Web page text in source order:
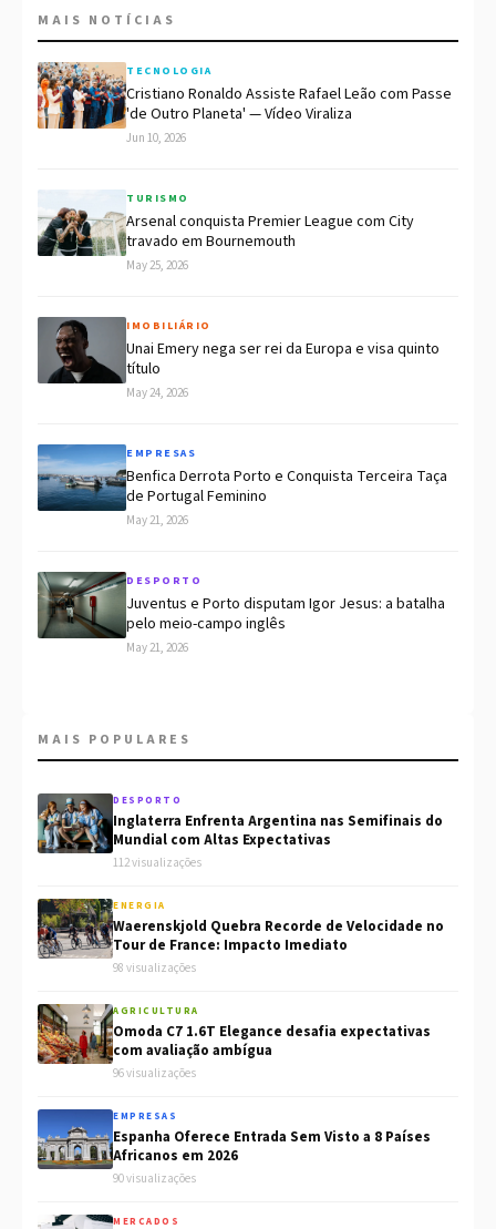
MAIS NOTÍCIAS
TECNOLOGIA
Cristiano Ronaldo Assiste Rafael Leão com Passe
'de Outro Planeta' — Vídeo Viraliza
Jun 10, 2026
TURISMO
Arsenal conquista Premier League com City
travado em Bournemouth
May 25, 2026
IMOBILIÁRIO
Unai Emery nega ser rei da Europa e visa quinto
título
May 24, 2026
EMPRESAS
Benfica Derrota Porto e Conquista Terceira Taça
de Portugal Feminino
May 21, 2026
DESPORTO
Juventus e Porto disputam Igor Jesus: a batalha
pelo meio-campo inglês
May 21, 2026
MAIS POPULARES
DESPORTO
Inglaterra Enfrenta Argentina nas Semifinais do
Mundial com Altas Expectativas
112 visualizações
ENERGIA
Waerenskjold Quebra Recorde de Velocidade no
Tour de France: Impacto Imediato
98 visualizações
AGRICULTURA
Omoda C7 1.6T Elegance desafia expectativas
com avaliação ambígua
96 visualizações
EMPRESAS
Espanha Oferece Entrada Sem Visto a 8 Países
Africanos em 2026
90 visualizações
MERCADOS